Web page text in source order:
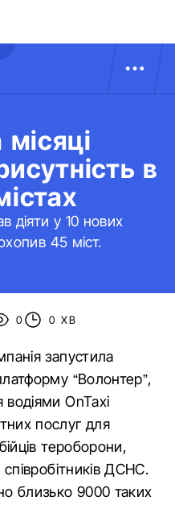
в
діяти у 10 нових
45 міст.
0 0 ХВ
запустила
“Волонтер”,
OnTaxi
послуг для
тероборони,
співробітників ДСНС.
близько 9000 таких